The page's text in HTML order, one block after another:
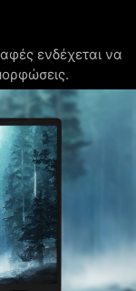
ενδέχεται να